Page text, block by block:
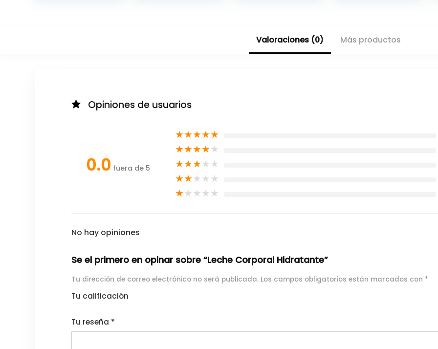
Valoraciones (0) Más productos
Opiniones de usuarios
0.0 fuera de 5
★★★★★
★★★★★
★★★★★
★★★★★
★★★★★
No hay opiniones
Se el primero en opinar sobre “Leche Corporal Hidratante”
Tu dirección de correo electrónico no será publicada. Los campos obligatorios están marcados con *
Tu calificación
Tu reseña *